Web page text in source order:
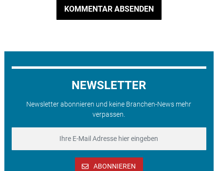
KOMMENTAR ABSENDEN
NEWSLETTER
Newsletter abonnieren und keine Branchen-News mehr
verpassen.
ABONNIEREN